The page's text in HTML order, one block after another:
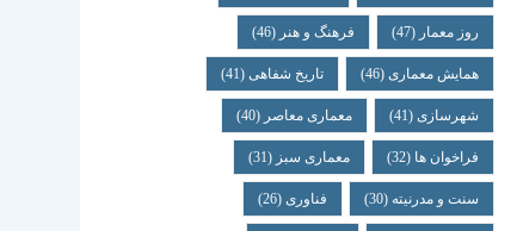
روز معمار (47) فرهنگ و هنر (46)
همایش معماری(46) تاریخ شفاهی(41)
شهرسازی(41) معماری معاصر (40)
فراخوان ها (32) معماری سبز (31)
سنت و مدرنیته (30) فناوری(26)